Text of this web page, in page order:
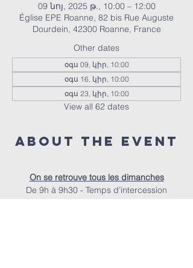
09 նոյ, 2025 թ., 10:00 – 12:00
Église EPE Roanne, 82 bis Rue Auguste
Dourdein, 42300 Roanne, France
Other dates
օգս 09, կիր, 10:00
օգս 16, կիր, 10:00
օգս 23, կիր, 10:00
View all 62 dates
About the event
On se retrouve tous les dimanches
De 9h à 9h30 - Temps d’intercession